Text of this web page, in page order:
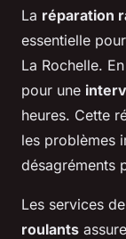
La réparation
essentielle
La Rochelle.
pour une
heures. Cette
les problèmes
désagréments
Les services de
roulants